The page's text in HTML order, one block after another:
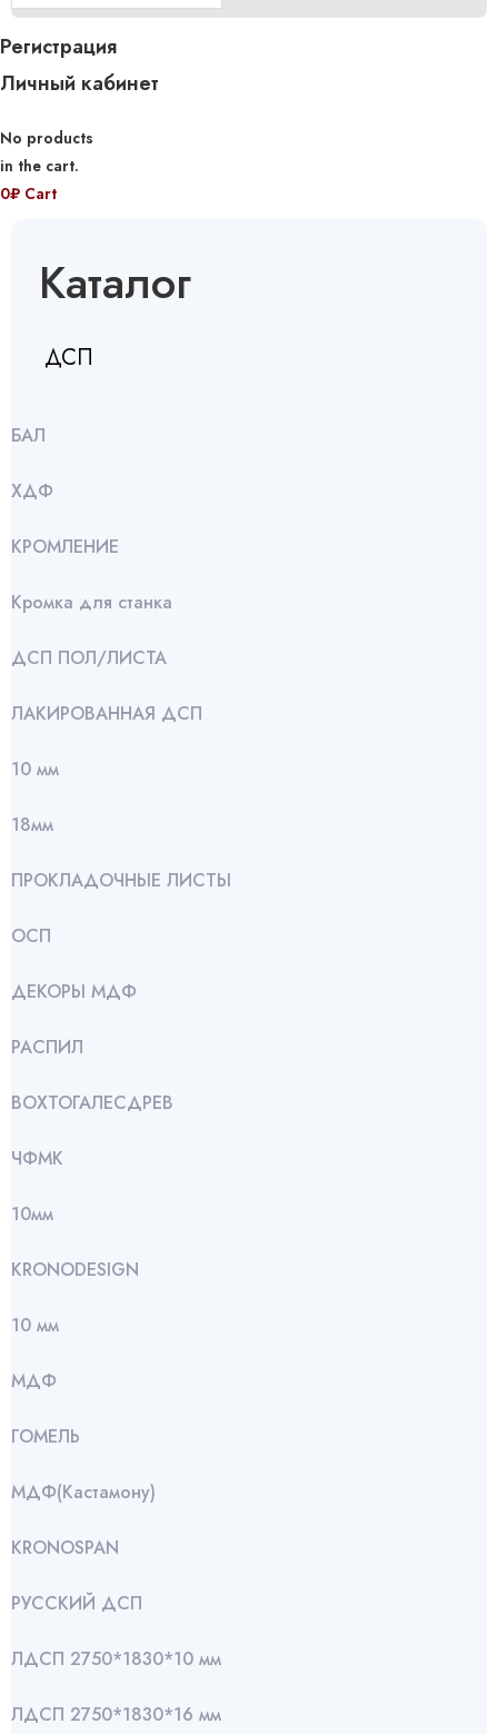
Регистрация
Личный кабинет
No products
in the cart.
0₽ Cart
Каталог
ДСП
БАЛ
ХДФ
КРОМЛЕНИЕ
Кромка для станка
ДСП ПОЛ/ЛИСТА
ЛАКИРОВАННАЯ ДСП
10 мм
18мм
ПРОКЛАДОЧНЫЕ ЛИСТЫ
ОСП
ДЕКОРЫ МДФ
РАСПИЛ
ВОХТОГАЛЕСДРЕВ
ЧФМК
10мм
KRONODESIGN
10 мм
МДФ
ГОМЕЛЬ
МДФ(Кастамону)
KRONOSPAN
РУССКИЙ ДСП
ЛДСП 2750*1830*10 мм
ЛДСП 2750*1830*16 мм